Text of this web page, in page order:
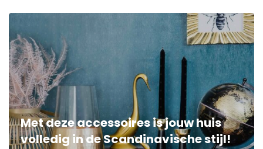
Met deze accessoires is jouw huis
volledig in de Scandinavische stijl!